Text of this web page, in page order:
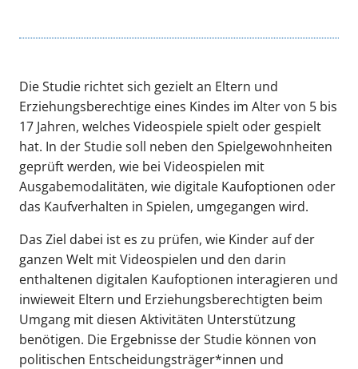
Die Studie richtet sich gezielt an Eltern und
Erziehungsberechtige eines Kindes im Alter von 5 bis
17 Jahren, welches Videospiele spielt oder gespielt
hat. In der Studie soll neben den Spielgewohnheiten
geprüft werden, wie bei Videospielen mit
Ausgabemodalitäten, wie digitale Kaufoptionen oder
das Kaufverhalten in Spielen, umgegangen wird.
Das Ziel dabei ist es zu prüfen, wie Kinder auf der
ganzen Welt mit Videospielen und den darin
enthaltenen digitalen Kaufoptionen interagieren und
inwieweit Eltern und Erziehungsberechtigten beim
Umgang mit diesen Aktivitäten Unterstützung
benötigen. Die Ergebnisse der Studie können von
politischen Entscheidungsträger*innen und